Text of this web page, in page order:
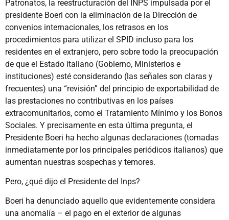
Patronatos, la reestructuración del INPS impulsada por el
presidente Boeri con la eliminación de la Dirección de
convenios internacionales, los retrasos en los
procedimientos para utilizar el SPID incluso para los
residentes en el extranjero, pero sobre todo la preocupación
de que el Estado italiano (Gobierno, Ministerios e
instituciones) esté considerando (las señales son claras y
frecuentes) una “revisión” del principio de exportabilidad de
las prestaciones no contributivas en los países
extracomunitarios, como el Tratamiento Mínimo y los Bonos
Sociales. Y precisamente en esta última pregunta, el
Presidente Boeri ha hecho algunas declaraciones (tomadas
inmediatamente por los principales periódicos italianos) que
aumentan nuestras sospechas y temores.
Pero, ¿qué dijo el Presidente del Inps?
Boeri ha denunciado aquello que evidentemente considera
una anomalía – el pago en el exterior de algunas